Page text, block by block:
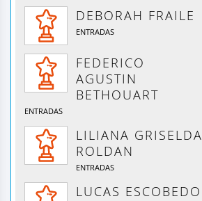
DEBORAH FRAILE
ENTRADAS
FEDERICO
AGUSTIN
BETHOUART
ENTRADAS
LILIANA GRISELDA
ROLDAN
ENTRADAS
LUCAS ESCOBEDO